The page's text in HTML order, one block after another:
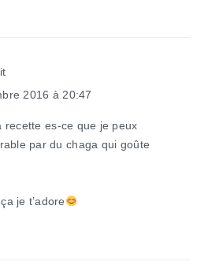
2016 à 20:47
recette es-ce que je peux
par du chaga qui goûte
je t’adore